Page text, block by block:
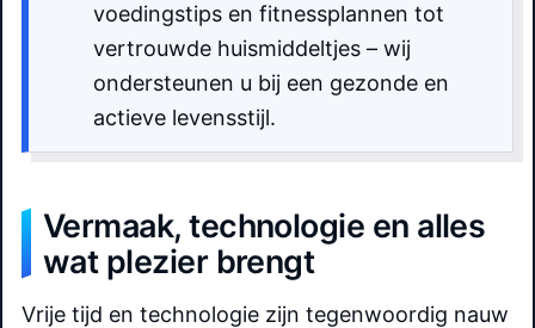
voedingstips en fitnessplannen tot
vertrouwde huismiddeltjes – wij
ondersteunen u bij een gezonde en
actieve levensstijl.
Vermaak, technologie en alles
wat plezier brengt
Vrije tijd en technologie zijn tegenwoordig nauw